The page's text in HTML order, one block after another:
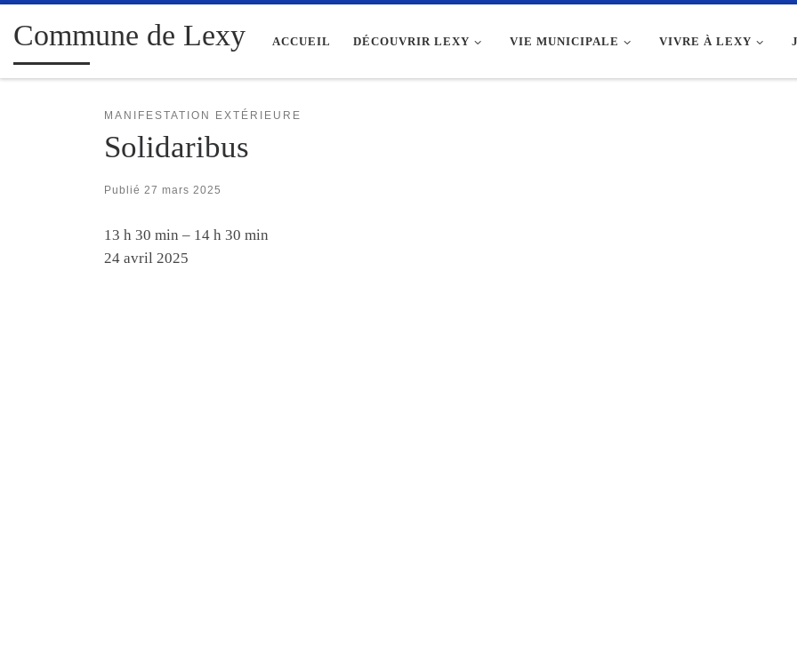
Passer au contenu
Commune de Lexy ACCUEIL DÉCOUVRIR LEXY VIE MUNICIPALE VIVRE À LEXY
MANIFESTATION EXTÉRIEURE
Solidaribus
Publié 27 mars 2025
Solidaribus
13 h 30 min – 14 h 30 min
24 avril 2025